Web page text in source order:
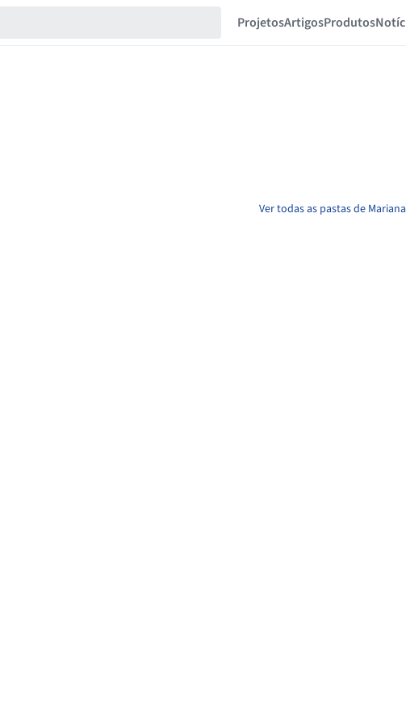
ProjetosArtigosProdutos
Ver todas as pastas de